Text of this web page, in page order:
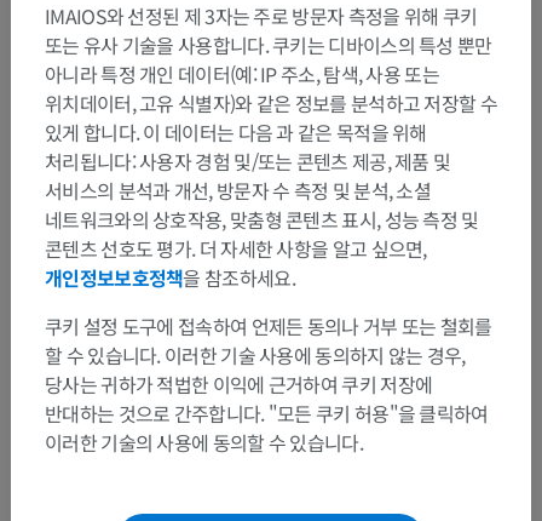
IMAIOS와 선정된 제 3자는 주로 방문자 측정을 위해 쿠키
또는 유사 기술을 사용합니다. 쿠키는 디바이스의 특성 뿐만
아니라 특정 개인 데이터(예: IP 주소, 탐색, 사용 또는
위치데이터, 고유 식별자)와 같은 정보를 분석하고 저장할 수
있게 합니다. 이 데이터는 다음 과 같은 목적을 위해
처리됩니다: 사용자 경험 및/또는 콘텐츠 제공, 제품 및
서비스의 분석과 개선, 방문자 수 측정 및 분석, 소셜
네트워크와의 상호작용, 맞춤형 콘텐츠 표시, 성능 측정 및
콘텐츠 선호도 평가. 더 자세한 사항을 알고 싶으면,
개인정보보호정책을 참조하세요.
쿠키 설정 도구에 접속하여 언제든 동의나 거부 또는 철회를
할 수 있습니다. 이러한 기술 사용에 동의하지 않는 경우,
당사는 귀하가 적법한 이익에 근거하여 쿠키 저장에
반대하는 것으로 간주합니다. "모든 쿠키 허용"을 클릭하여
이러한 기술의 사용에 동의할 수 있습니다.